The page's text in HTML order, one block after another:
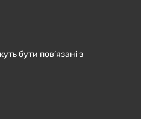
бути пов’язані з